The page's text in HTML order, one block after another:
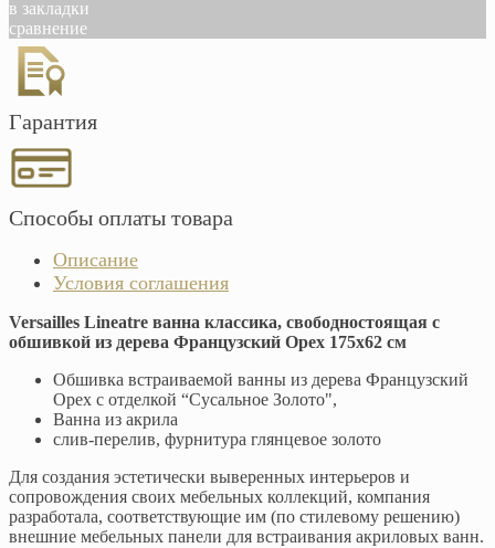
в закладки
сравнение
Гарантия
Способы оплаты товара
Описание
Условия соглашения
Versailles Lineatre ванна классика, свободностоящая с
обшивкой из дерева Французский Орех 175х62 см
Обшивка встраиваемой ванны из дерева Французский
Орех с отделкой “Сусальное Золото",
Ванна из акрила
слив-перелив, фурнитура глянцевое золото
Для создания эстетически выверенных интерьеров и
сопровождения своих мебельных коллекций, компания
разработала, соответствующие им (по стилевому решению)
внешние мебельных панели для встраивания акриловых ванн.